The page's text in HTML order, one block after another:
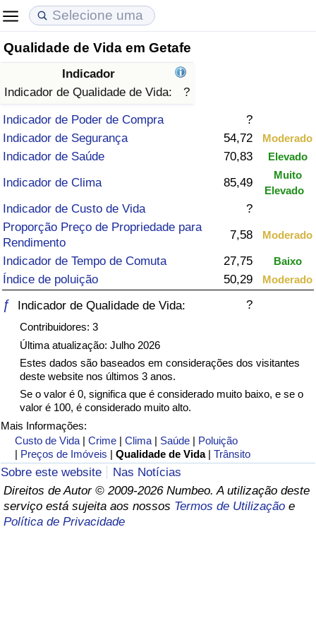
Qualidade de Vida em Getafe
Indicador
Indicador de Qualidade de Vida:
?
Indicador de Poder de Compra
?
Indicador de Segurança
54,72 Moderado
Indicador de Saúde 70,83 Elevado
Indicador de Clima 85,49
Muito
Elevado
Indicador de Custo de Vida
?
Proporção Preço de Propriedade para
Rendimento
7,58 Moderado
Indicador de Tempo de Comuta 27,75 Baixo
Índice de poluição 50,29 Moderado
ƒ Indicador de Qualidade de Vida: ?
Contribuidores: 3
Última atualização: Julho 2026
Estes dados são baseados em considerações dos visitantes
deste website nos últimos 3 anos.
Se o valor é 0, significa que é considerado muito baixo, e se o
valor é 100, é considerado muito alto.
Mais Informações:
Custo de Vida |Crime |Clima | Saúde | Poluição
| Preços de Imóveis |Qualidade de Vida |Trânsito
Sobre este website
Nas Notícias
Direitos de Autor © 2009-2026 Numbeo. A utilização deste
serviço está sujeita aos nossos Termos de Utilização e
Política de Privacidade
Custo de Vida
Indicador de Custo de Vida (Atual)
Indicador de Custo de Vida
Indicador de Custo de Vida Por País
Preços de Imóveis
Indicador de Preços de Imóveis (Atual)
Indicador de Preços de Imóveis
Indicador de Preços de Imóveis por País
Qualidade de Vida
Indicador de Qualidade de Vida
Indicador de Qualidade de Vida (Atual)
Índice de qualidade de vida por país
Taxa do Indicador de Crime (Atual)
Indicador de Crime
Índice de criminalidade por país
Saúde
Indicador de Saúde (Atual)
Indicador de Saúde
Indicador de Saúde por País
Poluição
Indicador de Poluição (Atual)